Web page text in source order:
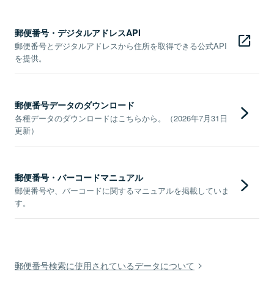
郵便番号・デジタルアドレスAPI
郵便番号とデジタルアドレスから住所を取得できる公式API
を提供。
郵便番号データのダウンロード
各種データのダウンロードはこちらから。（2026年7月31日
更新）
郵便番号・バーコードマニュアル
郵便番号や、バーコードに関するマニュアルを掲載していま
す。
郵便番号検索に使用されているデータについて